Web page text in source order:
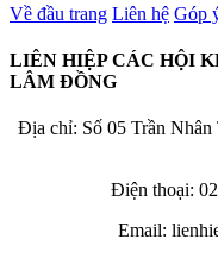
Về đầu trang Liên hệ Góp
LIÊN HIỆP CÁC HỘI
LÂM ĐỒNG
Địa chỉ: Số 05 Trần
Điện thoại:
Email: